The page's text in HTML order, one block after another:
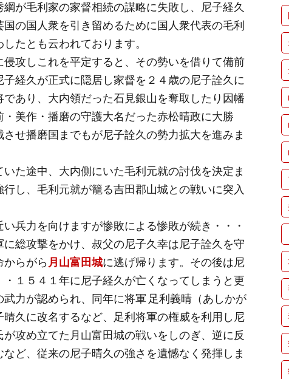
が毛利家の家督相続の謀略に失敗し、尼子経久
の国人衆を引き留めるために国人衆代表の毛利
たとも云われております。
攻しこれを平定すると、その勢いを借りて備前
経久が正式に隠居し家督を２４歳の尼子詮久に
あり、大内領だった石見銀山を奪取したり因幡
美作・播磨の守護大名だった赤松晴政に大勝
させ播磨国までもが尼子詮久の勢力拡大を進みま
た途中、大内側にいた毛利元就の討伐を決定ま
し、毛利元就が籠る吉田郡山城との戦いに突入
兵力を向けますが惨敗による惨敗が続き・・・
総攻撃をかけ、叔父の尼子久幸は尼子詮久を守
らがら 月山富田城に逃げ帰ります。その後は尼
１５４１年に尼子経久が亡くなってしまうと更
力が認められ、同年に将軍 足利義晴（あしかが
久に改名するなど、足利将軍の権威を利用し尼
攻め立てた月山富田城の戦いをしのぎ、逆に反
ど、従来の尼子晴久の強さを遺憾なく発揮しま